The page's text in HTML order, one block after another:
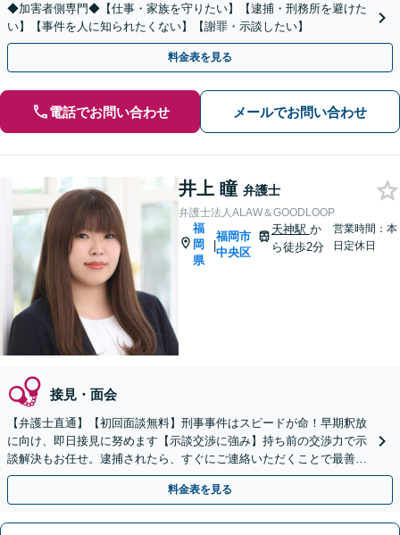
◆加害者側専門◆【仕事・家族を守りたい】【逮捕・刑務所を避けた
い】【事件を人に知られたくない】【謝罪・示談したい】
料金表を見る
電話でお問い合わせ メールでお問い合わせ
井上 瞳 弁護士
弁護士法人ALAW＆GOODLOOP
福
岡
県
|
福岡市
中央区
天神駅 か
ら徒歩2分
営業時間：本
日定休日
接見・面会
【弁護士直通】【初回面談無料】刑事事件はスピードが命！早期釈放
に向け、即日接見に努めます【示談交渉に強み】持ち前の交渉力で示
談解決もお任せ。逮捕されたら、すぐにご連絡いただくことで最善の
解決に向け尽力します【夜間・休日面談可】【完全個室】
料金表を見る